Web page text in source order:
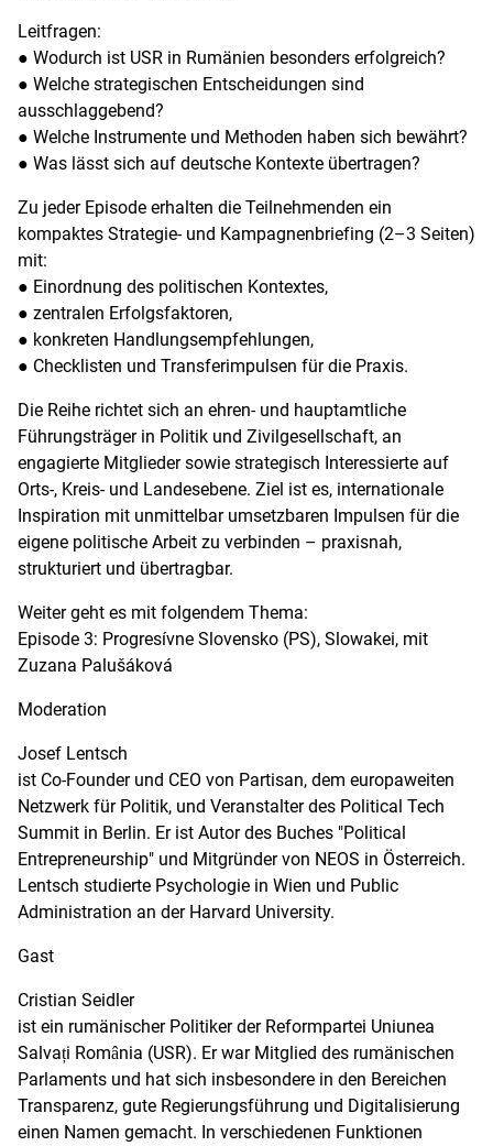
Leitfragen:
● Wodurch ist USR in Rumänien besonders erfolgreich?
● Welche strategischen Entscheidungen sind
ausschlaggebend?
● Welche Instrumente und Methoden haben sich bewährt?
● Was lässt sich auf deutsche Kontexte übertragen?
Zu jeder Episode erhalten die Teilnehmenden ein
kompaktes Strategie- und Kampagnenbriefing (2–3 Seiten)
mit:
● Einordnung des politischen Kontextes,
● zentralen Erfolgsfaktoren,
● konkreten Handlungsempfehlungen,
● Checklisten und Transferimpulsen für die Praxis.
Die Reihe richtet sich an ehren- und hauptamtliche
Führungsträger in Politik und Zivilgesellschaft, an
engagierte Mitglieder sowie strategisch Interessierte auf
Orts-, Kreis- und Landesebene. Ziel ist es, internationale
Inspiration mit unmittelbar umsetzbaren Impulsen für die
eigene politische Arbeit zu verbinden – praxisnah,
strukturiert und übertragbar.
Weiter geht es mit folgendem Thema:
Episode 3: Progresívne Slovensko (PS), Slowakei, mit
Zuzana Palušáková
Moderation
Josef Lentsch
ist Co-Founder und CEO von Partisan, dem europaweiten
Netzwerk für Politik, und Veranstalter des Political Tech
Summit in Berlin. Er ist Autor des Buches "Political
Entrepreneurship" und Mitgründer von NEOS in Österreich.
Lentsch studierte Psychologie in Wien und Public
Administration an der Harvard University.
Gast
Cristian Seidler
ist ein rumänischer Politiker der Reformpartei Uniunea
Salvați România (USR). Er war Mitglied des rumänischen
Parlaments und hat sich insbesondere in den Bereichen
Transparenz, gute Regierungsführung und Digitalisierung
einen Namen gemacht. In verschiedenen Funktionen